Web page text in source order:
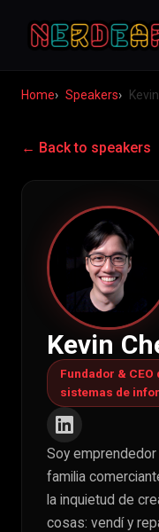
Home Speakers
← Back to speakers
Kevin
Fundador &
sistemas de
Soy
familia
la inquietud de
cosas: vendí y